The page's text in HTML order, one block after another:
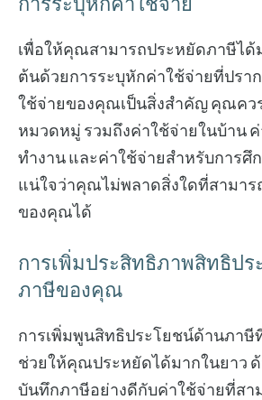
เพื่อให้คุณสามารถประหยัดภาษีได้
ต้นด้วยการระบุหักค่าใช้จ่ายที่ปรา
ใช้จ่ายของคุณเป็นสิ่งสำคัญ คุณคว
หมวดหมู่ รวมถึงค่าใช้จ่ายในบ้าน
ทำงาน และค่าใช้จ่ายสำหรับการศึ
แน่ใจว่าคุณไม่พลาดสิ่งใดที่สามา
ของคุณได้
การเพิ่มประสิทธิภาพสิทธิป
ภาษีของคุณ
การเพิ่มพูนสิทธิประโยชน์ด้านภา
ช่วยให้คุณประหยัดได้มากในยาว
บันทึกภาษีอย่างดีกับค่าใช้จ่ายที่ส